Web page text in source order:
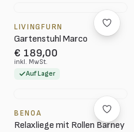
LIVINGFURN
Gartenstuhl Marco
€ 189,00
inkl. MwSt.
Auf Lager
BENOA
Relaxliege mit Rollen Barney